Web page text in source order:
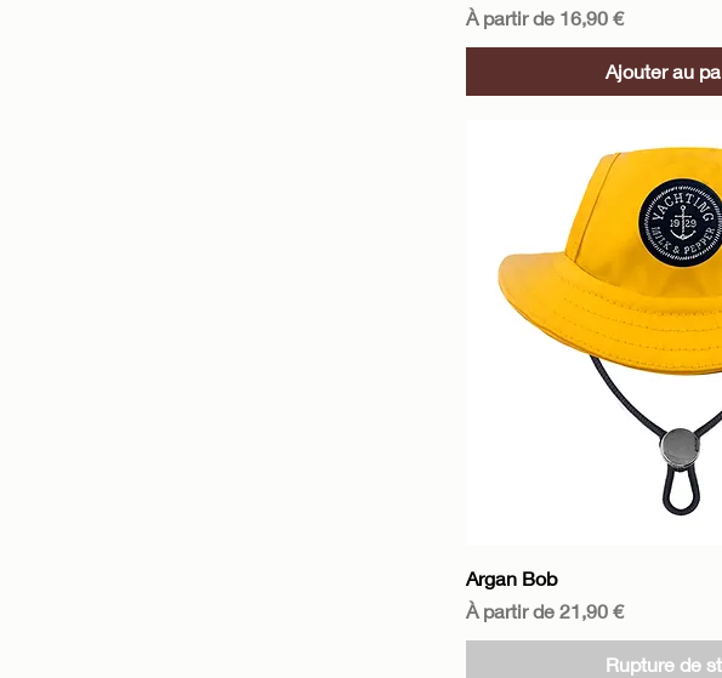
À partir de 16,90 €
Prix promotionnel
Ajouter au
Argan Bob
À partir de21,90 €
Prix promotionnel
Rupture de